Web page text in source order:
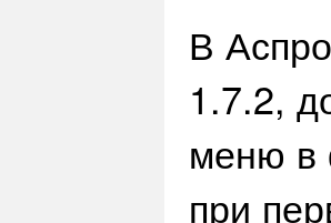
В
1.7.2,
меню в
при